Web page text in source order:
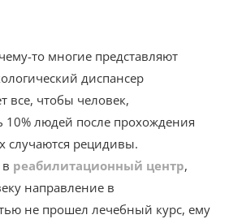
то многие представляют
диспансер
чтобы человек,
10% людей после прохождения
случаются рецидивы.
реабилитационный центр,
направление в
не прошел лечебный курс, ему